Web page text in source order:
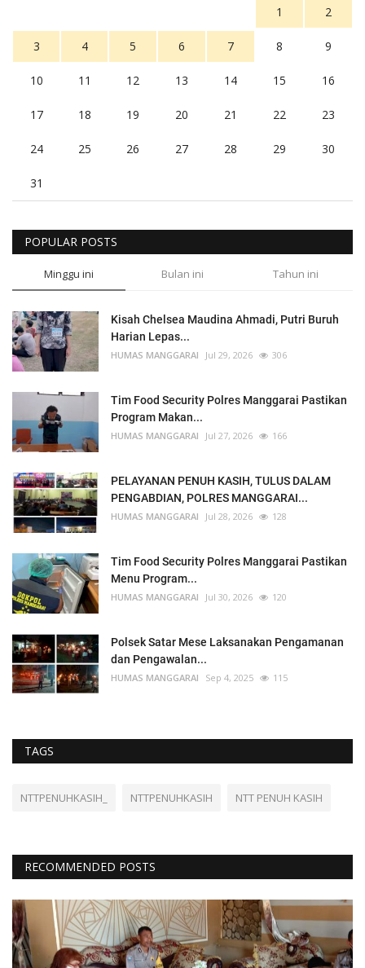
1 2
3 4 5 6 7 8 9
10 11 12 13 14 15 16
17 18 19 20 21 22 23
24 25 26 27 28 29 30
31
POPULAR POSTS
Minggu ini Bulan ini Tahun ini
Kisah Chelsea Maudina Ahmadi, Putri Buruh
Harian Lepas...
HUMAS MANGGARAI Jul 29, 2026 306
Tim Food Security Polres Manggarai Pastikan
Program Makan...
HUMAS MANGGARAI Jul 27, 2026 166
PELAYANAN PENUH KASIH, TULUS DALAM
PENGABDIAN, POLRES MANGGARAI...
HUMAS MANGGARAI Jul 28, 2026 128
Tim Food Security Polres Manggarai Pastikan
Menu Program...
HUMAS MANGGARAI Jul 30, 2026 120
Polsek Satar Mese Laksanakan Pengamanan
dan Pengawalan...
HUMAS MANGGARAI Sep 4, 2025 115
TAGS
NTTPENUHKASIH_ NTTPENUHKASIH NTT PENUH KASIH
RECOMMENDED POSTS